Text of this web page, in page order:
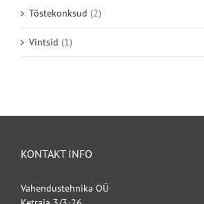
Tõstekonksud (2)
Vintsid (1)
KONTAKT INFO
Vahendustehnika OÜ